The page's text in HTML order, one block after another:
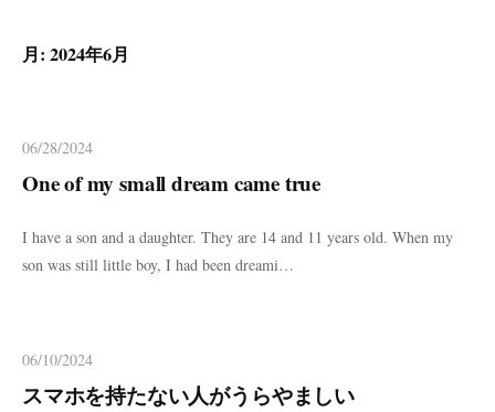
月: 2024年6月
06/28/2024
One of my small dream came true
I have a son and a daughter. They are 14 and 11 years old. When my
son was still little boy, I had been dreami…
06/10/2024
スマホを持たない人がうらやましい